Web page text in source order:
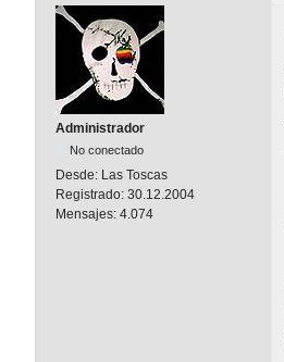
Administrador
No conectado
Desde: Las Toscas
Registrado: 30.12.2004
Mensajes: 4.074